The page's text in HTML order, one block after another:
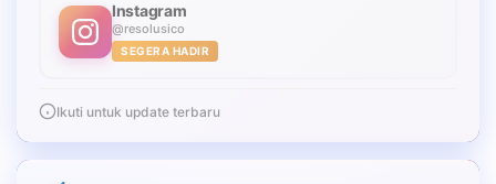
Instagram
@resolusico
SEGERA HADIR
Ikuti untuk update terbaru